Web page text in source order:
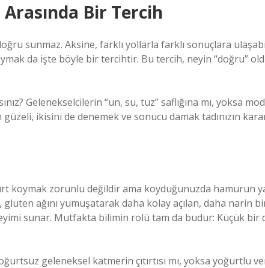
Bir Tercih
sunmaz. Aksine, farklı yollarla farklı sonuçlara
da işte böyle bir tercihtir. Bu tercih, neyin “doğru”
Gelenekselcilerin “un, su, tuz” saflığına mı, yoksa
ikisini de denemek ve sonucu damak tadınızın
koymak zorunlu değildir ama koyduğunuzda hamurun
ağını yumuşatarak daha kolay açılan, daha narin
sunar. Mutfakta bilimin rolü tam da budur: Küçük bir
geleneksel katmerin çıtırtısı mı, yoksa yoğurtlu